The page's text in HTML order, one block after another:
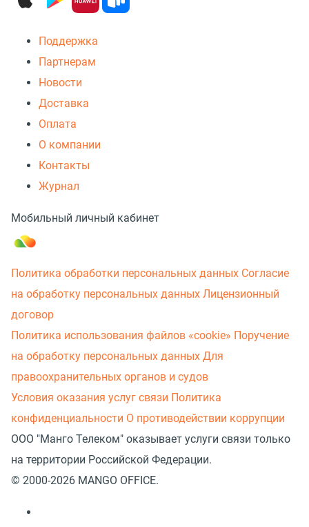
Поддержка
Партнерам
Новости
Доставка
Оплата
О компании
Контакты
Журнал
Мобильный личный кабинет
Политика обработки персональных данных Согласие
на обработку персональных данных Лицензионный
договор
Политика использования файлов «cookie» Поручение
на обработку персональных данных Для
правоохранительных органов и судов
Условия оказания услуг связи Политика
конфиденциальности О противодействии коррупции
ООО "Манго Телеком" оказывает услуги связи только
на территории Российской Федерации.
© 2000-2026 MANGO OFFICE.